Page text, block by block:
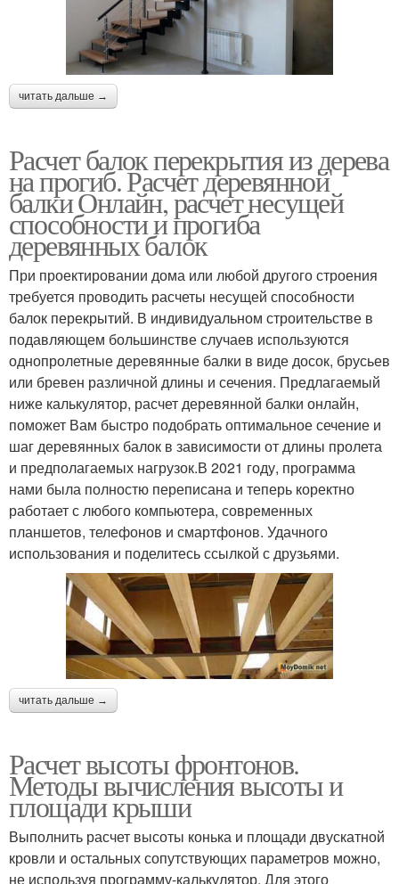
читать дальше →
Расчет балок перекрытия из дерева
на прогиб. Расчет деревянной
балки Онлайн, расчет несущей
способности и прогиба
деревянных балок
При проектировании дома или любой другого строения
требуется проводить расчеты несущей способности
балок перекрытий. В индивидуальном строительстве в
подавляющем большинстве случаев используются
однопролетные деревянные балки в виде досок, брусьев
или бревен различной длины и сечения. Предлагаемый
ниже калькулятор, расчет деревянной балки онлайн,
поможет Вам быстро подобрать оптимальное сечение и
шаг деревянных балок в зависимости от длины пролета
и предполагаемых нагрузок.В 2021 году, программа
нами была полностю переписана и теперь коректно
работает с любого компьютера, современных
планшетов, телефонов и смартфонов. Удачного
использования и поделитесь ссылкой с друзьями.
читать дальше →
Расчет высоты фронтонов.
Методы вычисления высоты и
площади крыши
Выполнить расчет высоты конька и площади двускатной
кровли и остальных сопутствующих параметров можно,
не используя программу-калькулятор. Для этого